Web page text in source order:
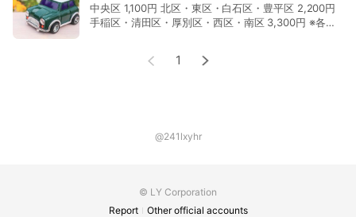
中央区 1,100円 北区・東区・白石区・豊平区 2,200円
手稲区・清田区・厚別区・西区・南区 3,300円 ※各地
1
@241lxyhr
© LY Corporation
Report
Other official accounts